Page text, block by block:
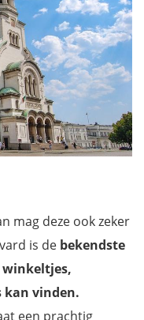
mag deze ook zeker
is de bekendste
kan vinden.
een prachtig